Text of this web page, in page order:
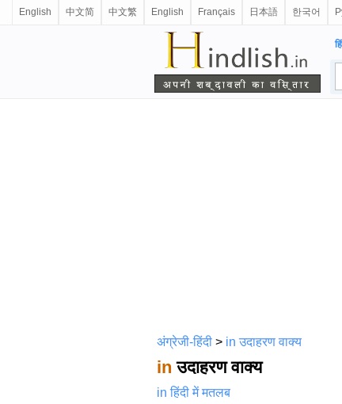
English 中文简 中文繁 English Français 日本語 한국어
अंग्रेजी-हिंदी > in उदाहरण वाक्य
in उदाहरण वाक्य
in हिंदी में मतलब